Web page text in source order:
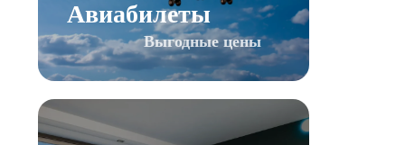
Авиабилеты
Выгодные цены